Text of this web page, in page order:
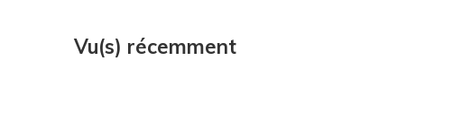
Vu(s) récemment